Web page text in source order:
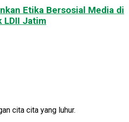
Etika Bersosial Media di
LDII Jatim
cita cita yang luhur.